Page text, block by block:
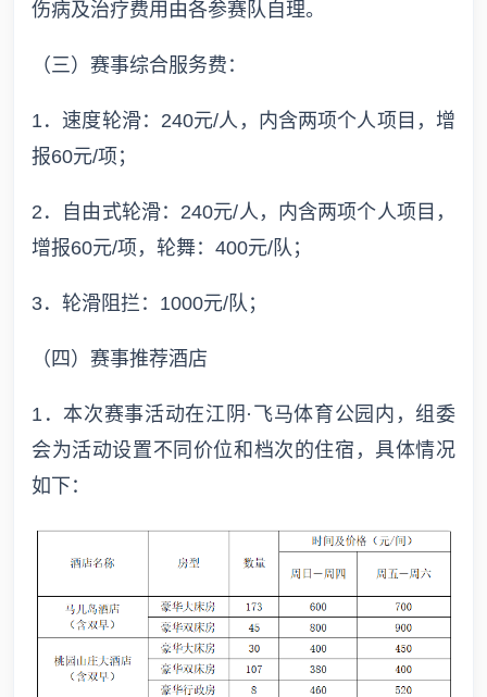
伤病及治疗费用由各参赛队自理。
（三）赛事综合服务费：
1．速度轮滑：240元/人，内含两项个人项目，增
报60元/项；
2．自由式轮滑：240元/人，内含两项个人项目，
增报60元/项，轮舞：400元/队；
3．轮滑阻拦：1000元/队；
（四）赛事推荐酒店
1．本次赛事活动在江阴·飞马体育公园内，组委
会为活动设置不同价位和档次的住宿，具体情况
如下：